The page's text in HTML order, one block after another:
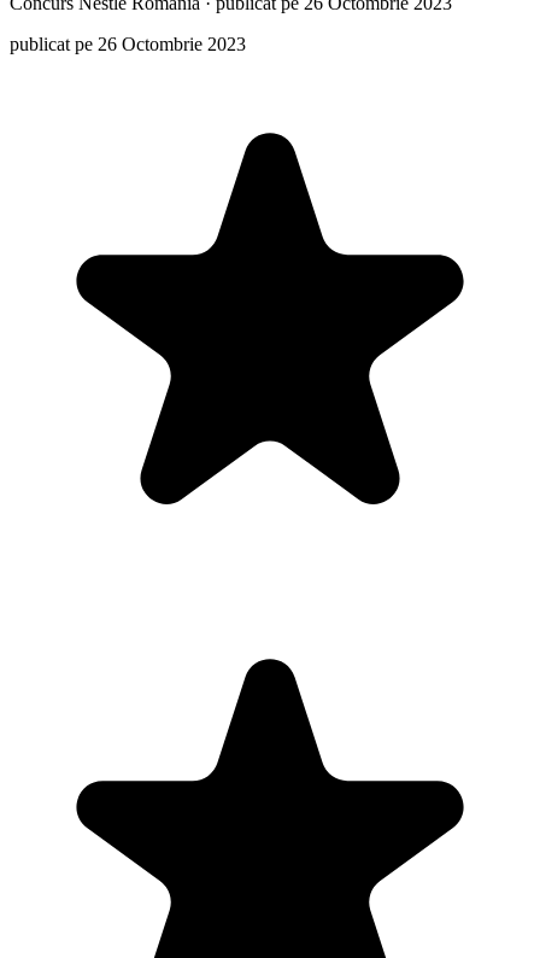
publicat pe 26 Octombrie 2023